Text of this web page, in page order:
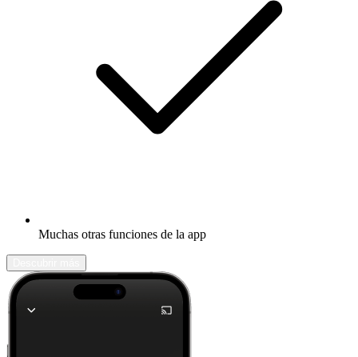
Muchas otras funciones de la app